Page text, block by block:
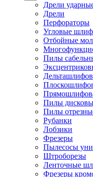
Дрели
Дрели
Перфораторы
Угловые
Отбойные
Пилы
Пилы
Пилы
Рубанки
Лобзики
Фрезеры
Пылесосы
Штроборезы
Ленточные
Фрезеры